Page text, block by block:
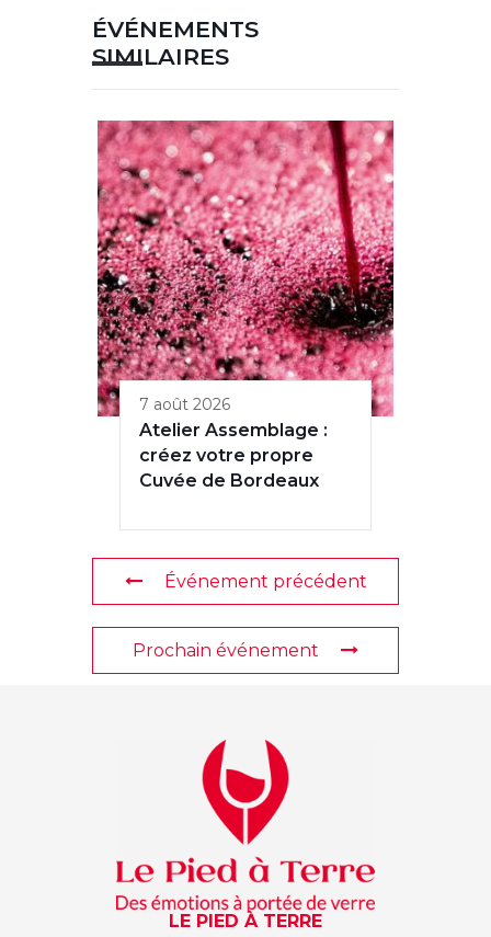
ÉVÉNEMENTS
SIMILAIRES
7 août 2026
Atelier Assemblage :
créez votre propre
Cuvée de Bordeaux
Événement précédent
Prochain événement
LE PIED À TERRE